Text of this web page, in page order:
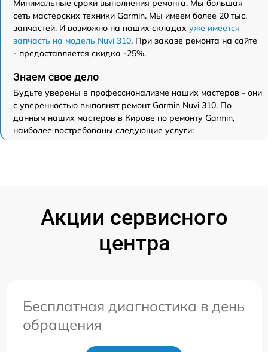
Минимальные сроки выполнения ремонта. Мы большая
сеть мастерских техники Garmin. Мы имеем более 20 тыс.
запчастей. И возможно на наших складах уже имеется
запчасть на модель Nuvi 310. При заказе ремонта на сайте
- предоставляется скидка -25%.
Знаем свое дело
Будьте уверены в профессионализме наших мастеров - они
с уверенностью выполнят ремонт Garmin Nuvi 310. По
данным наших мастеров в Кирове по ремонту Garmin,
наиболее востребованы следующие услуги:
Акции сервисного
центра
Бесплатная диагностика в день
обращения